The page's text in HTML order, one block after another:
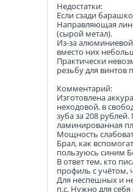
Недостатки:
Если сзади
Направляющая
(сырой метал).
Из-за
вместо них
Практически
резьбу для винтов
Комментарий:
Изготовлена
неходовой, в
зуба за 208
ламинированная
Мощность
Брал, как
пользуюсь синим
В ответ тем, кто
профиль с учётом,
Для неспешных и
п.с. Нужно для